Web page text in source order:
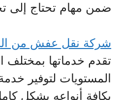
ضمن مهام تحتاج إلى
شركة نقل عفش من
تقدم خدماتها بمختلف
المستويات لتوفير
بكافة أنواعه بشكل